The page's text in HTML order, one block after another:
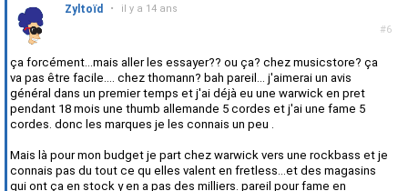
#6
Zyltoïd • il y a 14 ans
ça forcément...mais aller les essayer?? ou ça? chez musicstore? ça
va pas être facile.... chez thomann? bah pareil... j'aimerai un avis
général dans un premier temps et j'ai déjà eu une warwick en pret
pendant 18 mois une thumb allemande 5 cordes et j'ai une fame 5
cordes. donc les marques je les connais un peu .
Mais là pour mon budget je part chez warwick vers une rockbass et je
connais pas du tout ce qu elles valent en fretless...et des magasins
qui ont ça en stock y en a pas des milliers. pareil pour fame en